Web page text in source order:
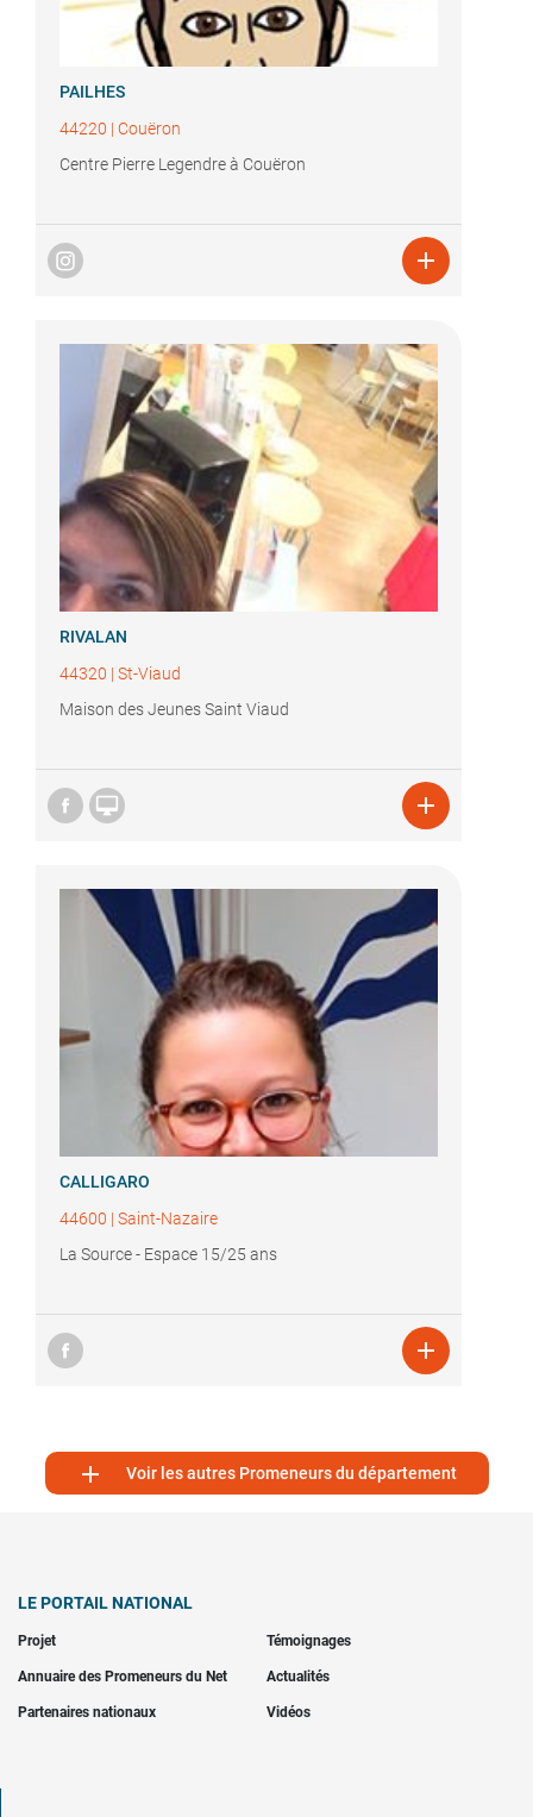
PAILHES
44220 | Couëron
Centre Pierre Legendre à Couëron

RIVALAN
44320 | St-Viaud
Maison des Jeunes Saint Viaud
 
CALLIGARO
44600 | Saint-Nazaire
La Source - Espace 15/25 ans

 Voir les autres Promeneurs du département
LE PORTAIL NATIONAL
Projet Témoignages
Annuaire des Promeneurs du Net Actualités
Partenaires nationaux Vidéos